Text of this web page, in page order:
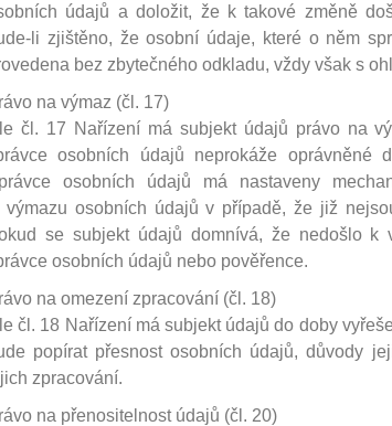
údajů a doložit, že k takové změně
li zjištěno, že osobní údaje, které o něm
bez zbytečného odkladu, vždy však s
na výmaz (čl. 17)
čl. 17 Nařízení má subjekt údajů právo na
osobních údajů neprokáže oprávněné
osobních údajů má nastaveny
výmazu osobních údajů v případě, že již
se subjekt údajů domnívá, že nedošlo k
osobních údajů nebo pověřence.
na omezení zpracování (čl. 18)
čl. 18 Nařízení má subjekt údajů do doby
popírat přesnost osobních údajů, důvody
zpracování.
na přenositelnost údajů (čl. 20)